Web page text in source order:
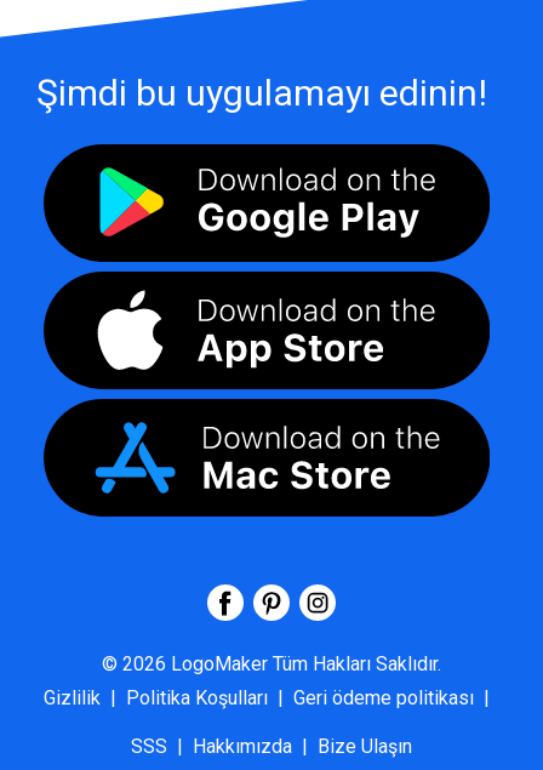
Şimdi bu uygulamayı edinin!
© 2026 LogoMaker Tüm Hakları Saklıdır.
Gizlilik | Politika Koşulları | Geri ödeme politikası |
SSS | Hakkımızda | Bize Ulaşın